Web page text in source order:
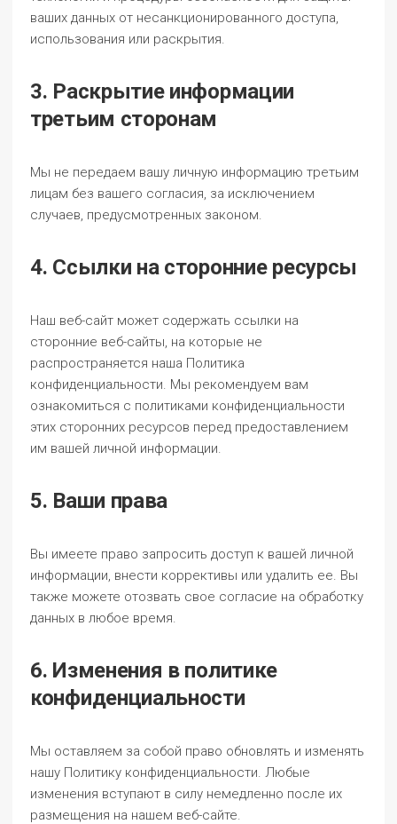
ваших данных от несанкционированного доступа,
использования или раскрытия.
3. Раскрытие информации
третьим сторонам
Мы не передаем вашу личную информацию третьим
лицам без вашего согласия, за исключением
случаев, предусмотренных законом.
4. Ссылки на сторонние ресурсы
Наш веб-сайт может содержать ссылки на
сторонние веб-сайты, на которые не
распространяется наша Политика
конфиденциальности. Мы рекомендуем вам
ознакомиться с политиками конфиденциальности
этих сторонних ресурсов перед предоставлением
им вашей личной информации.
5. Ваши права
Вы имеете право запросить доступ к вашей личной
информации, внести коррективы или удалить ее. Вы
также можете отозвать свое согласие на обработку
данных в любое время.
6. Изменения в политике
конфиденциальности
Мы оставляем за собой право обновлять и изменять
нашу Политику конфиденциальности. Любые
изменения вступают в силу немедленно после их
размещения на нашем веб-сайте.